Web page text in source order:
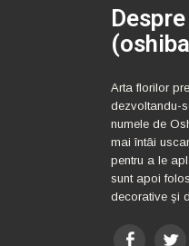
Arta florilor
dezvoltandu-
numele de
mai întâi
pentru a le
sunt apoi
decorative şi